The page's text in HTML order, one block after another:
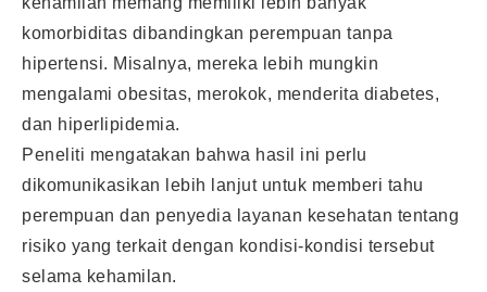
komorbiditas dibandingkan perempuan tanpa
hipertensi. Misalnya, mereka lebih mungkin
mengalami obesitas, merokok, menderita diabetes,
dan hiperlipidemia.
Peneliti mengatakan bahwa hasil ini perlu
dikomunikasikan lebih lanjut untuk memberi tahu
perempuan dan penyedia layanan kesehatan tentang
risiko yang terkait dengan kondisi-kondisi tersebut
selama kehamilan.